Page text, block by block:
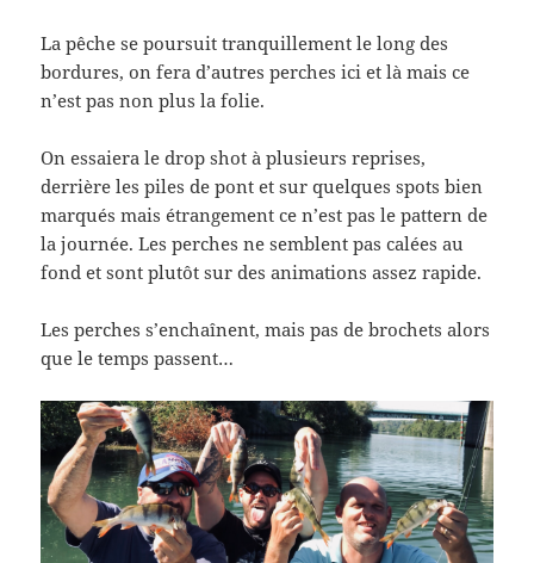
La pêche se poursuit tranquillement le long des
bordures, on fera d’autres perches ici et là mais ce
n’est pas non plus la folie.
On essaiera le drop shot à plusieurs reprises,
derrière les piles de pont et sur quelques spots bien
marqués mais étrangement ce n’est pas le pattern de
la journée. Les perches ne semblent pas calées au
fond et sont plutôt sur des animations assez rapide.
Les perches s’enchaînent, mais pas de brochets alors
que le temps passent…